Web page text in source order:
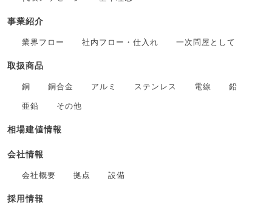
事業紹介
業界フロー 社内フロー・仕入れ 一次問屋として
取扱商品
銅 銅合金 アルミ ステンレス 電線 鉛
亜鉛 その他
相場建値情報
会社情報
会社概要 拠点 設備
採用情報